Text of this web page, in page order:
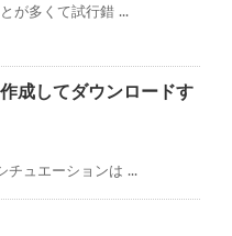
が多くて試行錯 ...
成してダウンロードす
チュエーションは ...